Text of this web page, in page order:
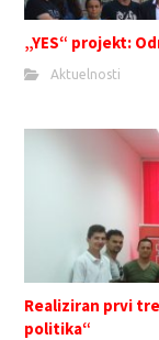
„YES“ projekt:
Aktuelnosti
Realiziran prvi
politika“